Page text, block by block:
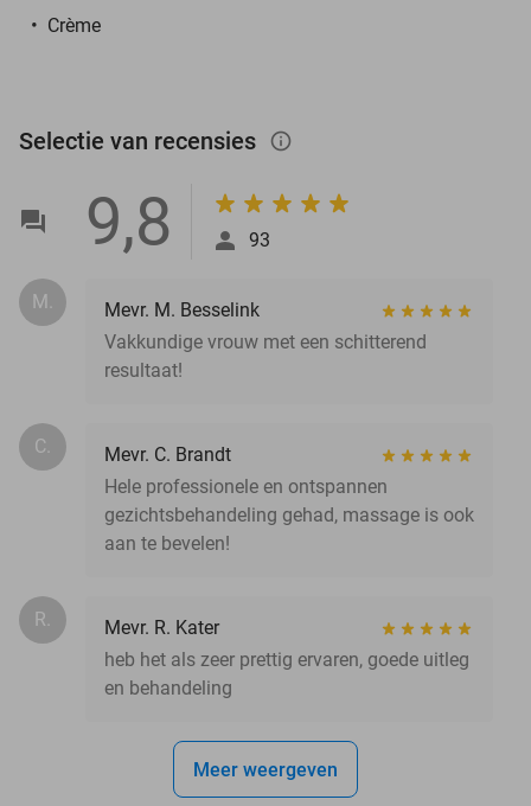
Crème
Selectie van recensies info_outlined
9,8 93
M.
Mevr. M. Besselink
Vakkundige vrouw met een schitterend
resultaat!
C.
Mevr. C. Brandt
Hele professionele en ontspannen
gezichtsbehandeling gehad, massage is ook
aan te bevelen!
R.
Mevr. R. Kater
heb het als zeer prettig ervaren, goede uitleg
en behandeling
Meer weergeven